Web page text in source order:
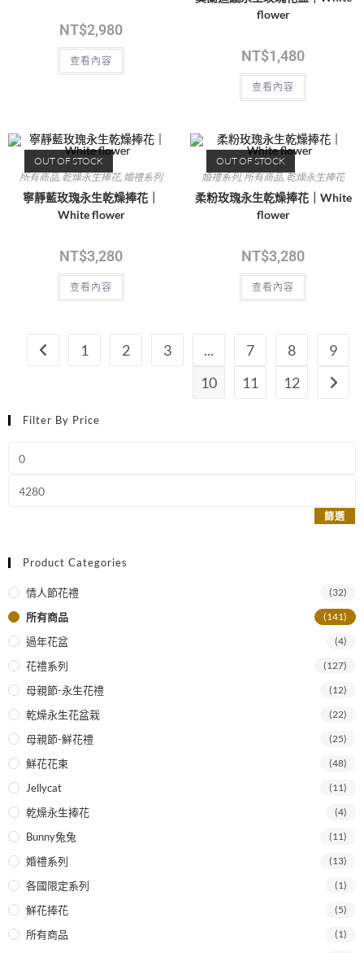
Filter By Price
篩選
Product Categories
情人節花禮 (32)
所有商品 (141)
過年花盆 (4)
花禮系列 (127)
母親節-永生花禮 (12)
乾燥永生花盆栽 (22)
母親節-鮮花禮 (25)
鮮花花束 (48)
Jellycat (11)
乾燥永生捧花 (4)
Bunny兔兔 (11)
婚禮系列 (13)
各國限定系列 (1)
鮮花捧花 (5)
所有商品 (1)
NT$2,980
查看內容
flower
NT$1,480
查看內容
OUT OF STOCK
所有商品, 乾燥永生捧花, 婚禮系列
寧靜藍玫瑰永生乾燥捧花｜
White flower
NT$3,280
查看內容
OUT OF STOCK
婚禮系列,所有商品, 乾燥永生捧花
柔粉玫瑰永生乾燥捧花｜White
flower
NT$3,280
查看內容
1 2 3 ... 7 8
9
10
11 12